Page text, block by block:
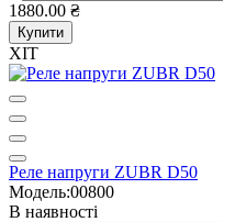
1880.00 ₴
Купити
ХІТ
Реле напруги ZUBR D50
Модель:00800
В наявності